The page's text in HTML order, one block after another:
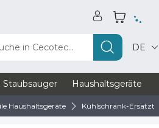
in Cecotec... DE
Staubsauger Haushaltsgeräte
Haushaltsgeräte Kühlschrank-